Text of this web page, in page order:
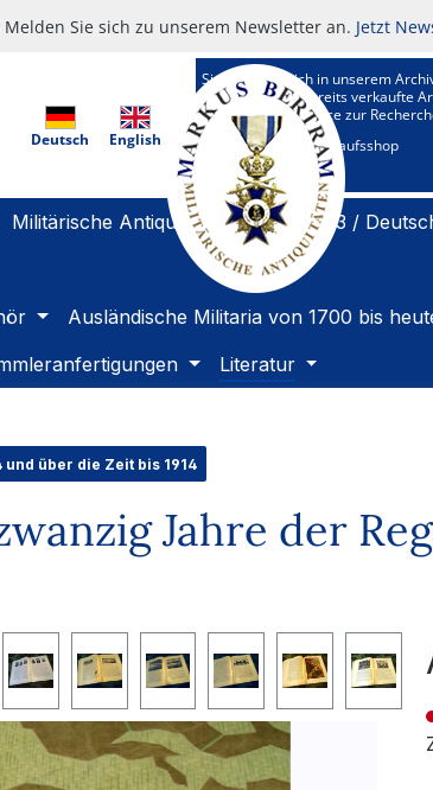
Melden Sie sich zu unserem Newsletter an. Jetzt
Deutsch English
Sie befinden sich in unserem
Hier sehen Sie bereits verkaufte
ist ein Kundenservice zur
Zu unserem Verkaufsshop
Militärische Antiquitäten 1919 bis 1933 /
Ausländische Militaria von 1700 bis
Literatur
über die Zeit bis 1914
Jahre der